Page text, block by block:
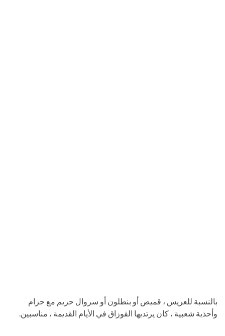
بالنسبة للعريس ، قميص أو بنطلون أو سروال حريم مع حزام
وأحذية شعبية ، كان يرتديها القوزاق في الأيام القديمة ، مناسبين.